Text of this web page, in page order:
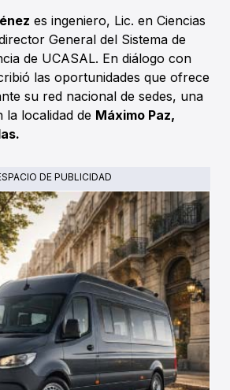
es ingeniero, Lic. en Ciencias
General del Sistema de
de UCASAL. En diálogo con
las oportunidades que ofrece
su red nacional de sedes, una
la localidad de Máximo Paz,
DE PUBLICIDAD